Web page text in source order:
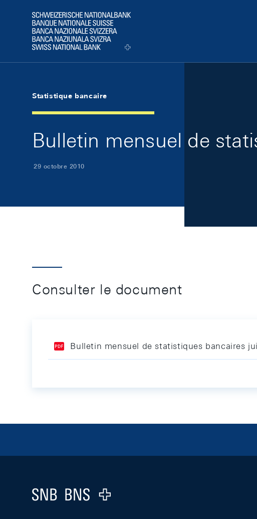
Logo
Statistique bancaire
Bulletin mensuel de
29 octobre 2010
Consulter le document
Bulletin mensuel de statistiques bancaires
Logo